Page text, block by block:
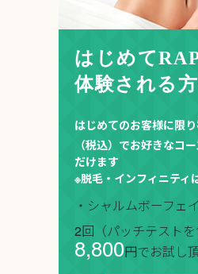
はじめて
体験される
はじめてのお客様に限り
（税込）でお好きなコ
だけます
※脱毛・インフィニティ
・シャルムボーフェ
2回（パッチテストを
8,800円でお試し